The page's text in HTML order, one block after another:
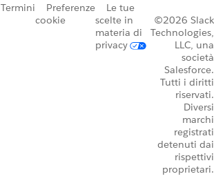
Termini
Preferenze
cookie
Le tue
scelte in
materia di
privacy
©2026 Slack
Technologies,
LLC, una
società
Salesforce.
Tutti i diritti
riservati.
Diversi
marchi
registrati
detenuti dai
rispettivi
proprietari.